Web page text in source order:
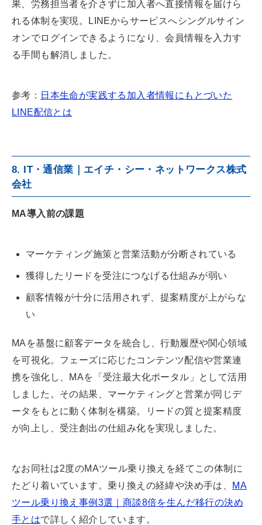
果、労務担当者を介さずに加入者へ直接情報を届けら
れる体制を実現。LINEからサービスへシングルサイン
オンでログインできるようになり、会員情報を入力す
る手間も解消しました。
参考： 日本生命が実践する加入者情報にもとづいた
LINE配信とは
8. IT・通信業｜エイチ・シー・ネットワークス株式
会社
MA導入前の課題
マーケティング施策と営業活動が分断されている
獲得したリードを受注につなげる仕組みが弱い
顧客情報が十分に活用されず、提案精度が上がらな
い
MAを基盤に顧客データを統合し、行動履歴や関心領域
を可視化。フェーズに応じたコンテンツ配信や営業連
携を強化し、MAを「受注最大化ポータル」として活用
しました。その結果、マーケティングと営業が同じデ
ータをもとに動く体制を構築。リードの質と提案精度
が向上し、受注創出の仕組み化を実現しました。
なお同社は2度のMAツール乗り換えを経てこの体制に
たどり着いています。乗り換えの経緯や決め手は、
MA
ツール乗り換え事例3選｜商談8倍を生んだ移行の決め
手とはで詳しく紹介しています。